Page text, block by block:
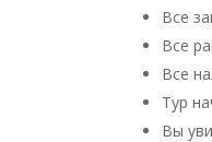
Все
Все
Все
Тур
Вы